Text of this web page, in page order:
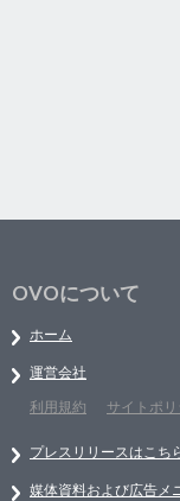
OVOについて
ホーム
運営会社
利用規約
サイトポ
プレスリリースはこち
媒体資料および広告メ